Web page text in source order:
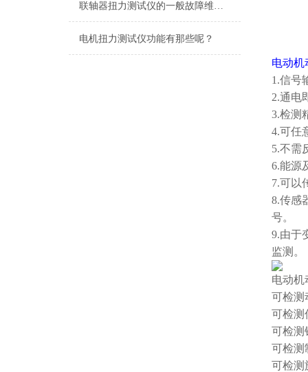
联轴器扭力测试仪的一般故障维修与处理
电机扭力测试仪功能有那些呢？
电动机
1.信号
2.通电
3.检测
4.可任
5.不需
6.能源
7.可以
8.传感
号。
9.由于
监测。
电动
可检测
可检测
可检测
可检测
可检测